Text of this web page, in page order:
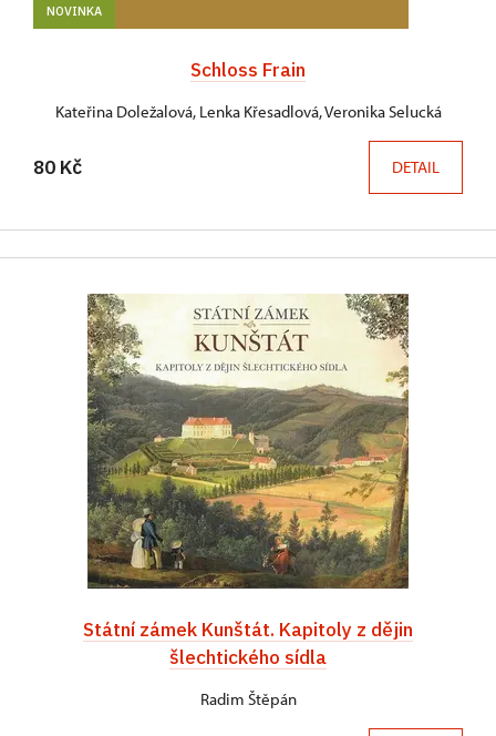
NOVINKA
Schloss Frain
Kateřina Doležalová, Lenka Křesadlová, Veronika Selucká
80 Kč DETAIL
Státní zámek Kunštát. Kapitoly z dějin
šlechtického sídla
Radim Štěpán